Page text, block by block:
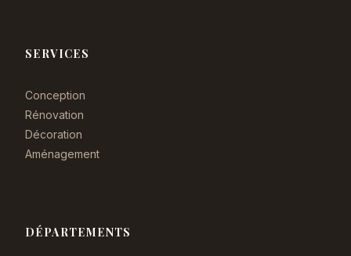
SERVICES
Conception
Rénovation
Décoration
Aménagement
DÉPARTEMENTS